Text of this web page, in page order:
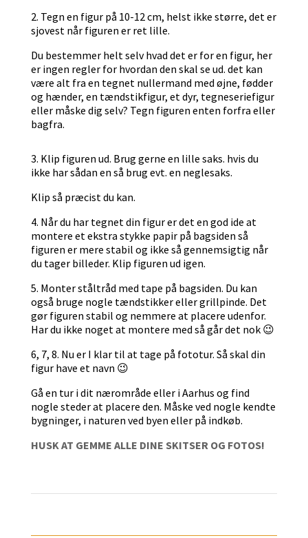
2. Tegn en figur på 10-12 cm, helst ikke større, det er
sjovest når figuren er ret lille.
Du bestemmer helt selv hvad det er for en figur, her
er ingen regler for hvordan den skal se ud. det kan
være alt fra en tegnet nullermand med øjne, fødder
og hænder, en tændstikfigur, et dyr, tegneseriefigur
eller måske dig selv? Tegn figuren enten forfra eller
bagfra.
3. Klip figuren ud. Brug gerne en lille saks. hvis du
ikke har sådan en så brug evt. en neglesaks.
Klip så præcist du kan.
4. Når du har tegnet din figur er det en god ide at
montere et ekstra stykke papir på bagsiden så
figuren er mere stabil og ikke så gennemsigtig når
du tager billeder. Klip figuren ud igen.
5. Monter ståltråd med tape på bagsiden. Du kan
også bruge nogle tændstikker eller grillpinde. Det
gør figuren stabil og nemmere at placere udenfor.
Har du ikke noget at montere med så går det nok 😉
6, 7, 8. Nu er I klar til at tage på fototur. Så skal din
figur have et navn 😉
Gå en tur i dit nærområde eller i Aarhus og find
nogle steder at placere den. Måske ved nogle kendte
bygninger, i naturen ved byen eller på indkøb.
HUSK AT GEMME ALLE DINE SKITSER OG FOTOS!